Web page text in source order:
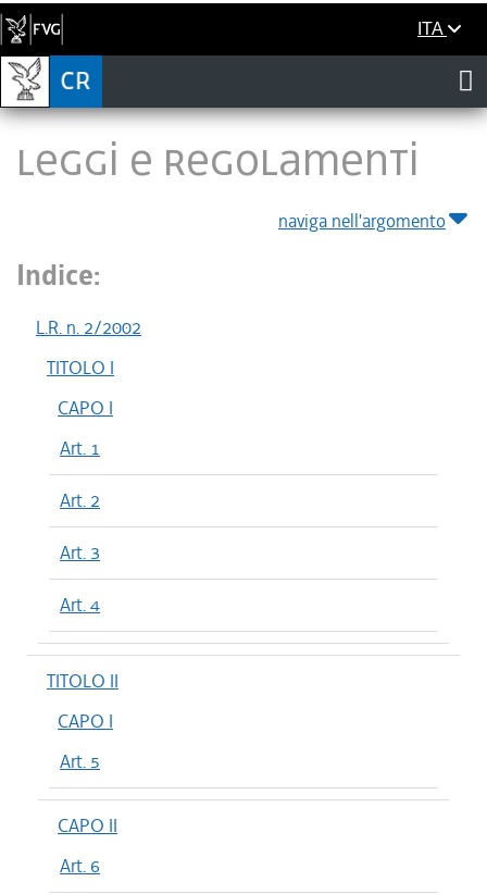
ITA
LEGGI E REGOLAMENTI
naviga nell'argomento
Indice:
L.R. n. 2/2002
TITOLO I
CAPO I
Art. 1
Art. 2
Art. 3
Art. 4
TITOLO II
CAPO I
Art. 5
CAPO II
Art. 6